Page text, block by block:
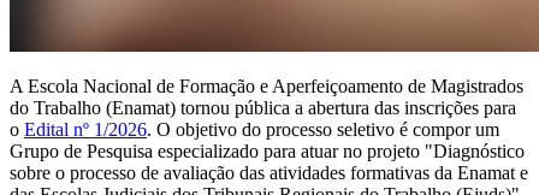
A Escola Nacional de Formação e Aperfeiçoamento de Magistrados
do Trabalho (Enamat) tornou pública a abertura das inscrições para
o Edital nº 1/2026. O objetivo do processo seletivo é compor um
Grupo de Pesquisa especializado para atuar no projeto "Diagnóstico
sobre o processo de avaliação das atividades formativas da Enamat e